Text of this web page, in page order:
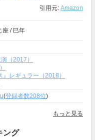
引用元: Amazon
座 / 巳年
（2017）
レギュラー（2018）
(登録者数208位)
もっと見る
ング